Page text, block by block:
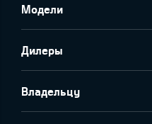
Модели
Дилеры
Владельцу